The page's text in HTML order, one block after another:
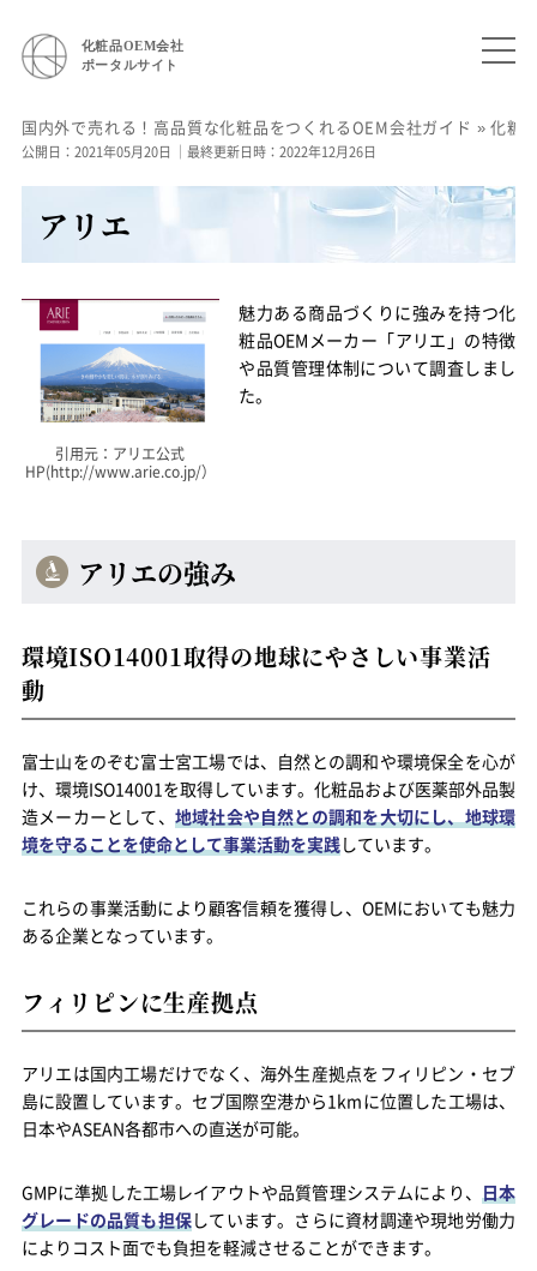
化粧品OEM会社
ポータルサイト
国内外で売れる！高品質な化粧品をつくれるOEM会社ガイド »化粧
公開日：2021年05月20日 ｜最終更新日時：2022年12月26日
アリエ
引用元：アリエ公式
HP(http://www.arie.co.jp/）
魅力ある商品づくりに強みを持つ化
粧品OEMメーカー「アリエ」の特徴
や品質管理体制について調査しまし
た。
アリエの強み
環境ISO14001取得の地球にやさしい事業活
動
富士山をのぞむ富士宮工場では、自然との調和や環境保全を心が
け、環境ISO14001 を取得しています。化粧品および医薬部外品製
造メーカーとして、 地域社会や自然との調和を大切にし、地球環
境を守ることを使命として事業活動を実践しています。
これらの事業活動により顧客信頼を獲得し、OEMにおいても魅力
ある企業となっています。
フィリピンに生産拠点
アリエは国内工場だけでなく、海外生産拠点をフィリピン・セブ
島に設置しています。セブ国際空港から1kmに位置した工場は、
日本やASEAN各都市への直送が可能。
GMPに準拠した工場レイアウトや品質管理システムにより、
日本
グレードの品質も担保しています。さらに資材調達や現地労働力
によりコスト面でも負担を軽減させることができます。